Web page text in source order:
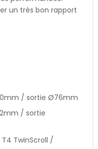
un très bon rapport
/ sortie Ø76mm
/ sortie
TwinScroll /